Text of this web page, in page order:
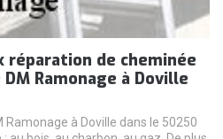
réparation de cheminée
Ramonage à Doville
Ramonage à Doville dans le 50250